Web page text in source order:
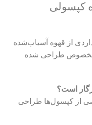
کپسولی
از قهوه آسیاب‌شده
مخصوص طراحی شده
از کپسول‌ها طراحی